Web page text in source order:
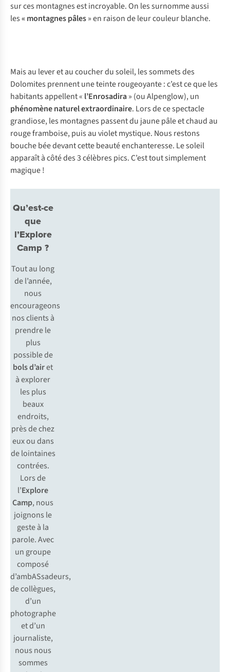
sur ces montagnes est incroyable. On les surnomme aussi
les« montagnes pâles» en raison de leur couleur blanche.
Mais au lever et au coucher du soleil, les sommets des
Dolomites prennent une teinte rougeoyante : c’est ce que les
habitants appellent « l’Enrosadira» (ou Alpenglow), un
phénomène naturel extraordinaire. Lors de ce spectacle
grandiose, les montagnes passent du jaune pâle et chaud au
rouge framboise, puis au violet mystique. Nous restons
bouche bée devant cette beauté enchanteresse. Le soleil
apparaît à côté des 3 célèbres pics. C’est tout simplement
magique !
Qu’est-ce
que
l’Explore
Camp ?
Tout au long
de l’année,
nous
encourageons
nos clients à
prendre le
plus
possible de
bols d’airet
à explorer
les plus
beaux
endroits,
près de chez
eux ou dans
de lointaines
contrées.
Lors de
l’Explore
Camp, nous
joignons le
geste à la
parole. Avec
un groupe
composé
d’ambASsadeurs,
de collègues,
d’un
photographe
et d’un
journaliste,
nous nous
sommes